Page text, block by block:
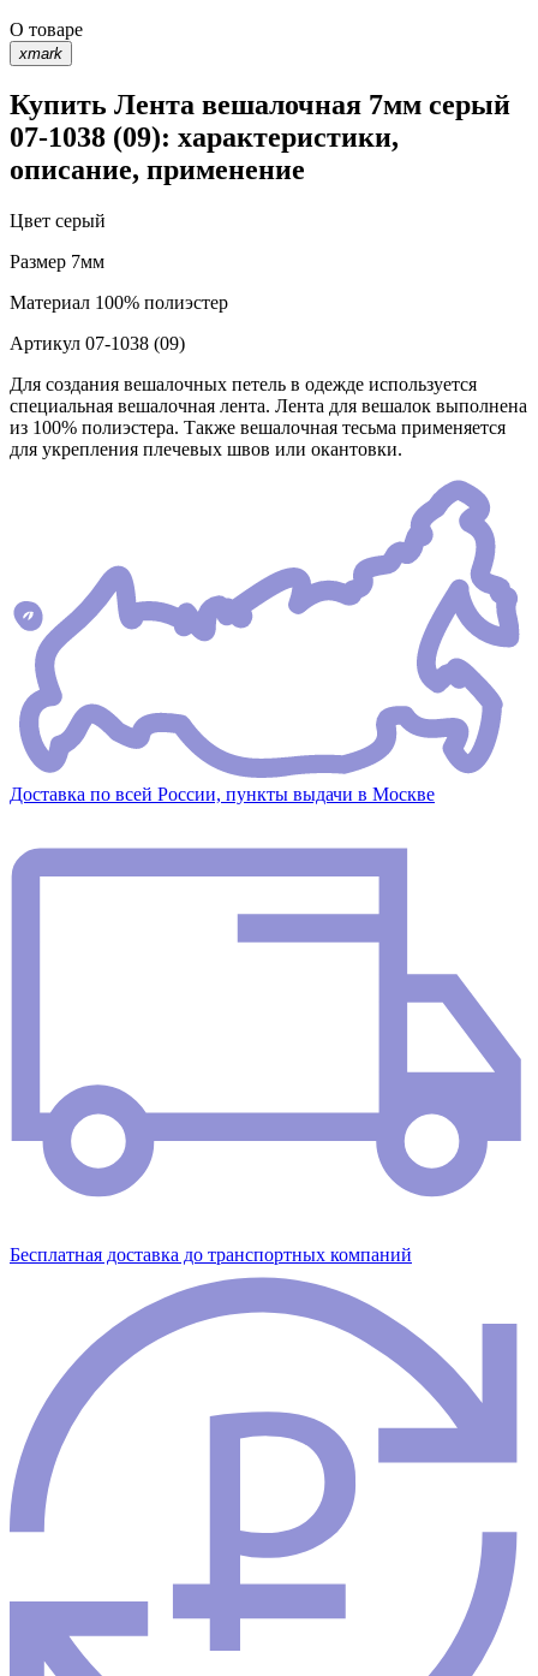
О товаре
xmark
Купить Лента вешалочная 7мм серый
07-1038 (09): характеристики,
описание, применение
Цвет серый
Размер 7мм
Материал 100% полиэстер
Артикул 07-1038 (09)
Для создания вешалочных петель в одежде используется
специальная вешалочная лента. Лента для вешалок выполнена
из 100% полиэстера. Также вешалочная тесьма применяется
для укрепления плечевых швов или окантовки.
Доставка по всей России, пункты выдачи в Москве
Бесплатная доставка до транспортных компаний